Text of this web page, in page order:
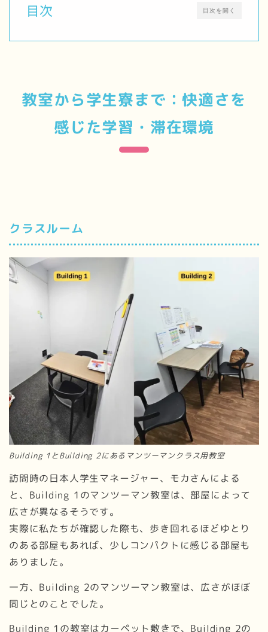
目次を開く
目次
教室から学生寮まで：快適さを
感じた学習・滞在環境
クラスルーム
Building 1とBuilding 2にあるマンツーマンクラス用教室
訪問時の日本人学生マネージャー、モカさんによる
と、Building 1のマンツーマン教室は、部屋によって
広さが異なるそうです。
実際に私たちが確認した際も、歩き回れるほどゆとり
のある部屋もあれば、少しコンパクトに感じる部屋も
ありました。
一方、Building 2のマンツーマン教室は、広さがほぼ
同じとのことでした。
Building 1の教室はカーペット敷きで、Building 2の